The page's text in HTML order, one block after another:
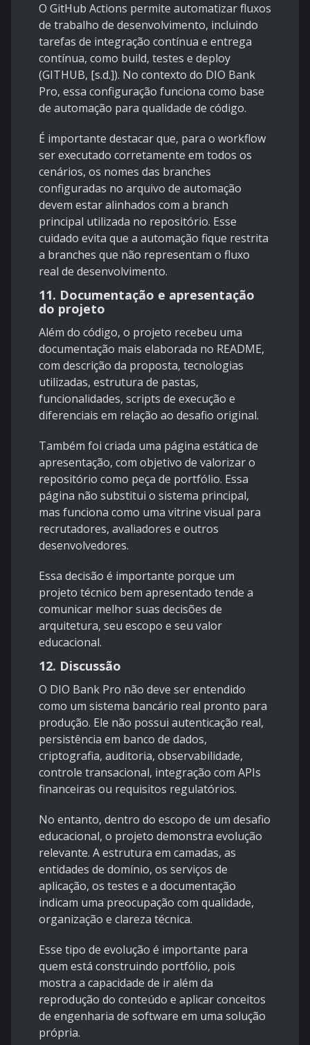
O GitHub Actions permite automatizar fluxos
de trabalho de desenvolvimento, incluindo
tarefas de integração contínua e entrega
contínua, como build, testes e deploy
(GITHUB, [s.d.]). No contexto do DIO Bank
Pro, essa configuração funciona como base
de automação para qualidade de código.
É importante destacar que, para o workflow
ser executado corretamente em todos os
cenários, os nomes das branches
configuradas no arquivo de automação
devem estar alinhados com a branch
principal utilizada no repositório. Esse
cuidado evita que a automação fique restrita
a branches que não representam o fluxo
real de desenvolvimento.
11. Documentação e apresentação
do projeto
Além do código, o projeto recebeu uma
documentação mais elaborada no README,
com descrição da proposta, tecnologias
utilizadas, estrutura de pastas,
funcionalidades, scripts de execução e
diferenciais em relação ao desafio original.
Também foi criada uma página estática de
apresentação, com objetivo de valorizar o
repositório como peça de portfólio. Essa
página não substitui o sistema principal,
mas funciona como uma vitrine visual para
recrutadores, avaliadores e outros
desenvolvedores.
Essa decisão é importante porque um
projeto técnico bem apresentado tende a
comunicar melhor suas decisões de
arquitetura, seu escopo e seu valor
educacional.
12. Discussão
O DIO Bank Pro não deve ser entendido
como um sistema bancário real pronto para
produção. Ele não possui autenticação real,
persistência em banco de dados,
criptografia, auditoria, observabilidade,
controle transacional, integração com APIs
financeiras ou requisitos regulatórios.
No entanto, dentro do escopo de um desafio
educacional, o projeto demonstra evolução
relevante. A estrutura em camadas, as
entidades de domínio, os serviços de
aplicação, os testes e a documentação
indicam uma preocupação com qualidade,
organização e clareza técnica.
Esse tipo de evolução é importante para
quem está construindo portfólio, pois
mostra a capacidade de ir além da
reprodução do conteúdo e aplicar conceitos
de engenharia de software em uma solução
própria.